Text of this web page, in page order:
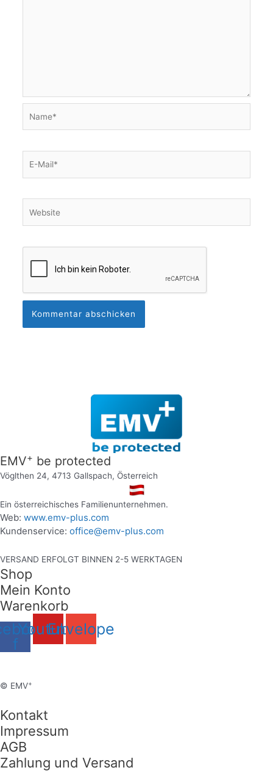
Mail*
EMV+ be protected
Vöglthen 24, 4713 Gallspach, Österreich
Ein österreichisches Familienunternehmen.
Web: www.emv-plus.com
Kundenservice: office@emv-plus.com
VERSAND ERFOLGT BINNEN 2-5 WERKTAGEN
Shop
Mein Konto
Warenkorb
f
YoutubeEnvelope
© EMV+
Kontakt
Impressum
AGB
Zahlung und Versand